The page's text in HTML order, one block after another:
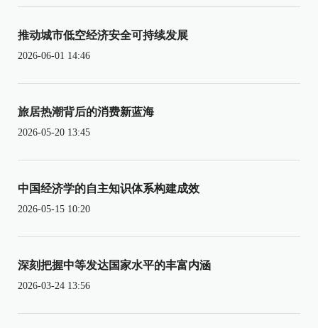
推动城市低空经济安全可持续发展
2026-06-01 14:46
旅居热潮背后的消费新蓝海
2026-05-20 13:45
中国经济学的自主知识体系构建成效
2026-05-15 10:20
深刻把握中等发达国家水平的丰富内涵
2026-03-24 13:56